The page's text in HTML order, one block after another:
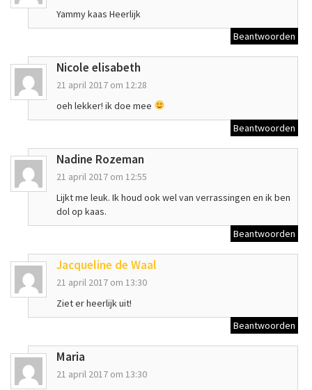
Yammy kaas Heerlijk
Beantwoorden
Nicole elisabeth
21 april 2017 om 12:28
oeh lekker! ik doe mee
Beantwoorden
Nadine Rozeman
21 april 2017 om 12:55
Lijkt me leuk. Ik houd ook wel van verrassingen en ik ben
dol op kaas.
Beantwoorden
Jacqueline de Waal
21 april 2017 om 13:30
Ziet er heerlijk uit!
Beantwoorden
Maria
21 april 2017 om 13:30